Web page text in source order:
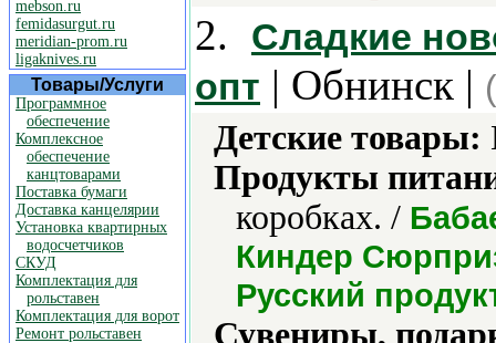
mebson.ru
femidasurgut.ru
meridian-prom.ru
ligaknives.ru
Товары/Услуги
Программное
обеспечение
Комплексное
обеспечение
канцтоварами
Поставка бумаги
Доставка канцелярии
Установка квартирных
водосчетчиков
СКУД
Комплектация для
рольставен
Комплектация для ворот
Ремонт рольставен
2.
Сладкие
опт | Обнинск |
Детские товары:
Продукты
коробках. /
Киндер
Русский
Сувениры,